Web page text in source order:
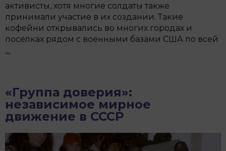
активисты, хотя многие солдаты также
принимали участие в их создании. Такие
кофейни открывались во многих городах и
поселках рядом с военными базами США по всей
…
«Группа доверия»:
независимое мирное
движение в СССР